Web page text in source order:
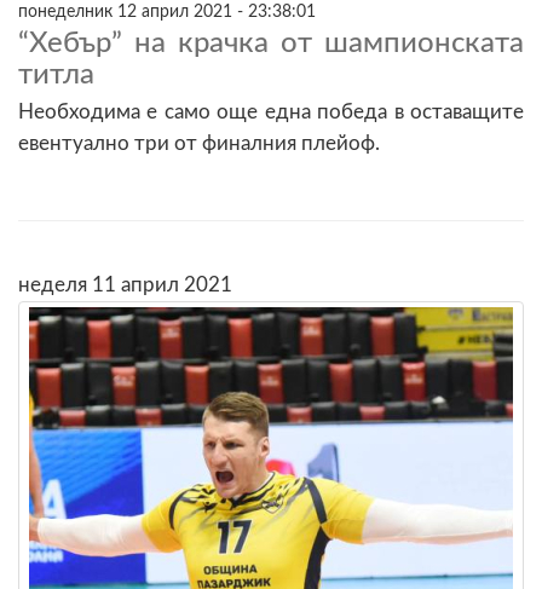
понеделник 12 април 2021 - 23:38:01
“Хебър” на крачка от шампионската
титла
Необходима е само още една победа в оставащите
евентуално три от финалния плейоф.
неделя 11 април 2021